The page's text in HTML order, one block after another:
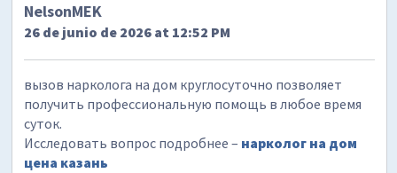
NelsonMEK
26 de junio de 2026 at 12:52 PM
вызов нарколога на дом круглосуточно позволяет
получить профессиональную помощь в любое время
суток.
Исследовать вопрос подробнее – нарколог на дом
цена казань